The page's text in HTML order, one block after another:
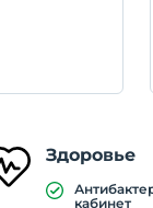
Здоровье
кабинет